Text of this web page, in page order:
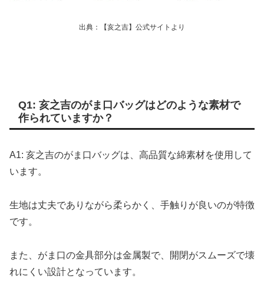
出典：【亥之吉】公式サイトより
Q1: 亥之吉のがま口バッグはどのような素材で
作られていますか？
A1: 亥之吉のがま口バッグは、高品質な綿素材を使用して
います。
生地は丈夫でありながら柔らかく、手触りが良いのが特徴
です。
また、がま口の金具部分は金属製で、開閉がスムーズで壊
れにくい設計となっています。